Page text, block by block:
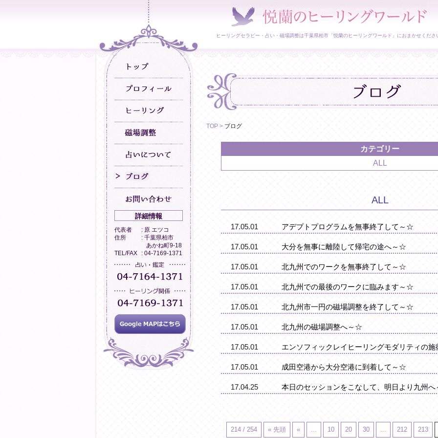
詳細情報
代表者
: 原 エツコ
住所
: 千葉県柏市
あかね町9-18
TEL/FAX
: 04-7169-1371
ヒーリングセラピー・占い・磁場調整は千葉県柏市「悦蘭のヒーリングワールド」におまかせくださ
TOP > ブログ
ALL
17.05.01 アデプトプログラムを無事終了して～☆
17.05.01 大分を無事に離陸して帰宅の途へ～☆
17.05.01 北九州でのワークを無事終了して～☆
17.05.01 北九州での最後のワークに臨みます～☆
17.05.01 北九州市一円の磁場調整を終了して～☆
17.05.01 北九州の磁場調整へ～☆
17.05.01 エンソフィックレイヒーリングモダリティの
17.05.01 成田空港から大分空港に到着して～☆
17.04.25 本日のセッションをこなして、明日より九州
214 / 254 « 先頭 « ... 10 20 30 ... 212 213
カテゴリー
ALL